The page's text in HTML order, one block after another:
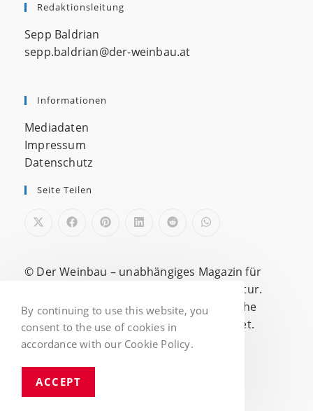
Redaktionsleitung
Sepp Baldrian
sepp.baldrian@der-weinbau.at
Informationen
Mediadaten
Impressum
Datenschutz
Seite Teilen
© Der Weinbau – unabhängiges Magazin für
Weinbau, Weinwirtschaft und Genusskultur.
Werbung, Kooperationen oder entgeltliche
Inhalte werden gesondert gekennzeichnet.
By continuing to use this website, you
consent to the use of cookies in
accordance with our Cookie Policy.
ACCEPT